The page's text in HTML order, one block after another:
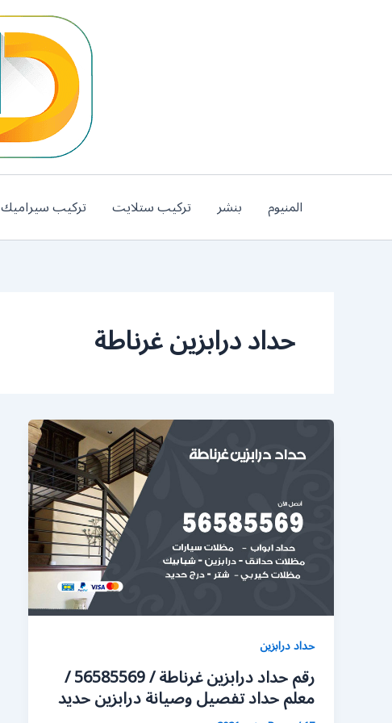
المنيوم بنشر تركيب ستلايت تركيب سيراميك
حداد درابزين غرناطة
حداد درابزين
رقم حداد درابزين غرناطة / 56585569 /
معلم حداد تفصيل وصيانة درابزين حديد